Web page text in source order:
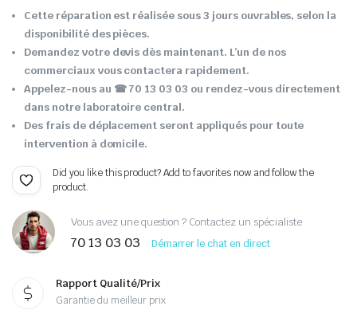
Cette réparation est réalisée sous 3 jours ouvrables, selon la
disponibilité des pièces.
Demandez votre devis dès maintenant. L’un de nos
commerciaux vous contactera rapidement.
Appelez-nous au ☎ 70 13 03 03 ou rendez-vous directement
dans notre laboratoire central.
Des frais de déplacement seront appliqués pour toute
intervention à domicile.
Did you like this product? Add to favorites now and follow the
product.
Vous avez une question ? Contactez un spécialiste
70 13 03 03 Démarrer le chat en direct
Rapport Qualité/Prix
Garantie du meilleur prix